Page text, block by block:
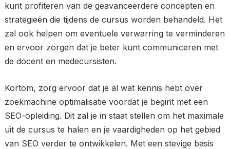
kunt profiteren van de geavanceerdere concepten en
strategieën die tijdens de cursus worden behandeld. Het
zal ook helpen om eventuele verwarring te verminderen
en ervoor zorgen dat je beter kunt communiceren met
de docent en medecursisten.
Kortom, zorg ervoor dat je al wat kennis hebt over
zoekmachine optimalisatie voordat je begint met een
SEO-opleiding. Dit zal je in staat stellen om het maximale
uit de cursus te halen en je vaardigheden op het gebied
van SEO verder te ontwikkelen. Met een stevige basis